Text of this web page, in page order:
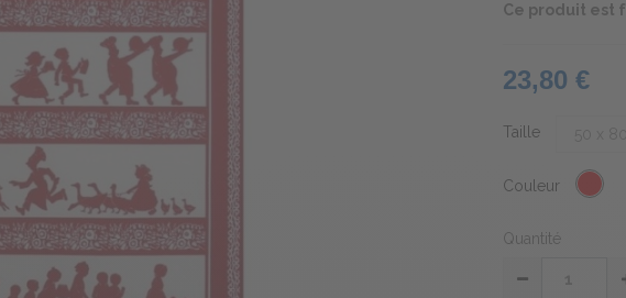
Ce produit est
23,80 €
Taille
Couleur
Quantité